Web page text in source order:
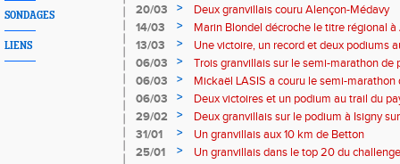
SONDAGES
LIENS
20/03
>
Deux granvillais couru Alençon-Médavy
14/03
>
Marin Blondel décroche le titre régional à
13/03
>
Une victoire, un record et deux podiums
06/03
>
Trois granvillais sur le semi-marathon de
06/03
>
Mickaël LASIS a couru le semi-marathon
06/03
>
Deux victoires et un podium au trail du
29/02
>
Deux granvillais sur le podium à Isigny
31/01
>
Un granvillais aux 10 km de Betton
25/01
>
Un granvillais dans le top 20 du